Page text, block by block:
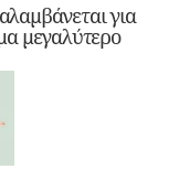
για
μεγαλύτερο